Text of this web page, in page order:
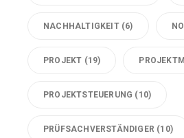
NACHHALTIGKEIT(6)
PROJEKT (19)
PROJEKTSTEUERUNG (10)
PRÜFSACHVERSTÄNDIGER (10)